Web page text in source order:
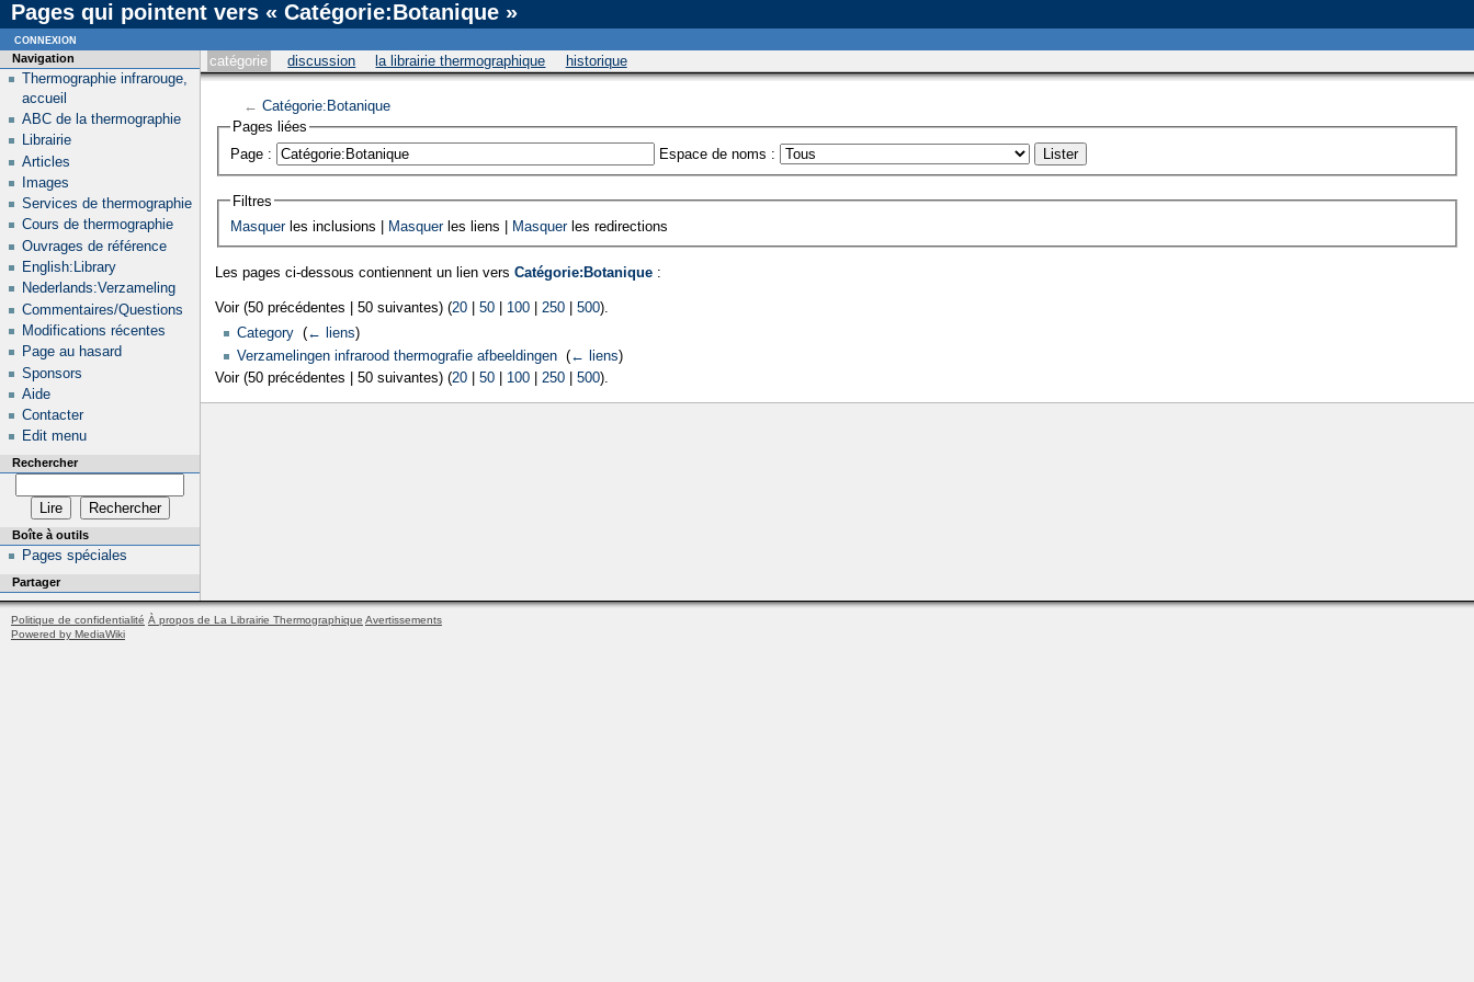
Pages qui pointent vers « Catégorie:Botanique »
catégorie discussion la librairie thermographique historique
← Catégorie:Botanique
Pages liées
Page :
Espace de noms :
Filtres
Masquerles inclusions | Masquerles liens | Masquerles redirections
Les pages ci-dessous contiennent un lien vers Catégorie:Botanique :
Voir (50 précédentes | 50 suivantes) (20 50 100 250 500).
Category‎ (← liens)
Verzamelingen infrarood thermografie afbeeldingen‎ (← liens)
Voir (50 précédentes | 50 suivantes) (20 50 100 250 500).
Navigation
Thermographie infrarouge,
accueil
ABC de la thermographie
Librairie
Articles
Images
Services de thermographie
Cours de thermographie
Ouvrages de référence
English:Library
Nederlands:Verzameling
Commentaires/Questions
Modifications récentes
Page au hasard
Sponsors
Aide
Contacter
Edit menu
Rechercher
Boîte à outils
Pages spéciales
Partager
connexion
Politique de confidentialité À propos de La Librairie Thermographique Avertissements
Powered by MediaWiki